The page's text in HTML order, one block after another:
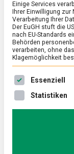
ERNÄHRUNG &
Burrata,
24. Februar 2023
Apulien ist die
und Heimat
Einige Services
Ihrer Einwilligung
Verarbeitung Ihrer
Der EuGH stuft die
nach EU-Standards
Behörden
verarbeiten, ohne
Klagemöglichkeit
Es folgt eine
Essenziell
Statistiken